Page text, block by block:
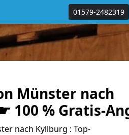
01579-2482319
Münster nach
100 % Gratis-
nach Kyllburg : Top-